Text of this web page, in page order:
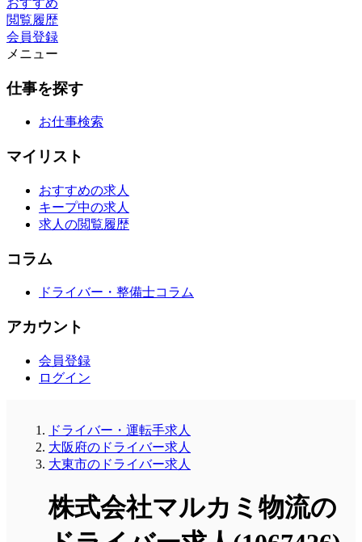
おすすめ
閲覧履歴
会員登録
メニュー
仕事を探す
お仕事検索
マイリスト
おすすめの求人
キープ中の求人
求人の閲覧履歴
コラム
ドライバー・整備士コラム
アカウント
会員登録
ログイン
ドライバー・運転手求人
大阪府のドライバー求人
大東市のドライバー求人
株式会社マルカミ物流の